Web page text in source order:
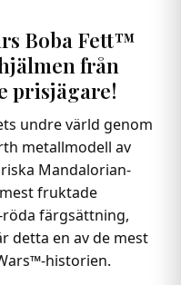
Boba Fett™
från
prisjägare!
undre värld genom
metallmodell av
Mandalorian-
fruktade
färgsättning,
detta en av de mest
historien.